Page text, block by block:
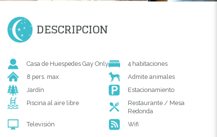
DESCRIPCION
Casa de Huespedes Gay Only
4 habitaciones
8 pers. max
Admite animales
Jardín
Estacionamiento
Piscina al aire libre
Restaurante / Mesa
Redonda
Televisión
Wifi